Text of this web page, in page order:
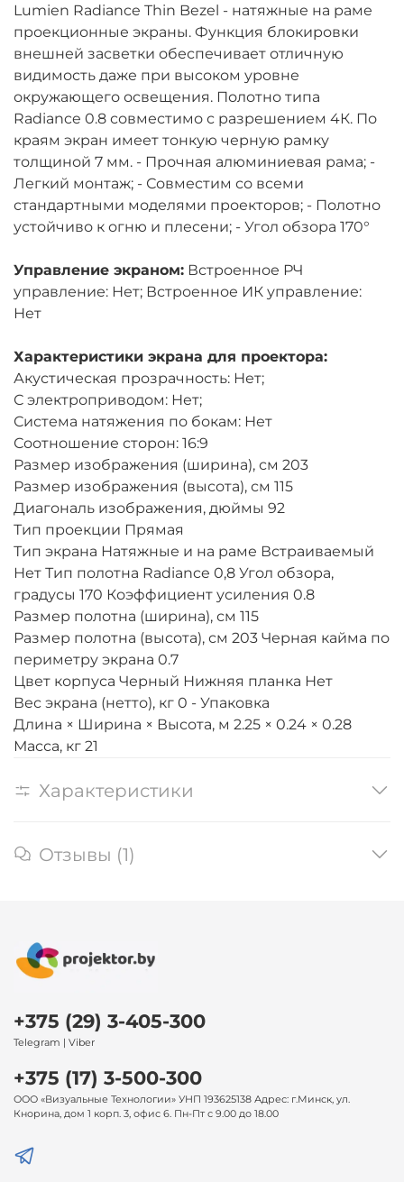
Lumien Radiance Thin Bezel - натяжные на раме
проекционные экраны. Функция блокировки
внешней засветки обеспечивает отличную
видимость даже при высоком уровне
окружающего освещения. Полотно типа
Radiance 0.8 совместимо с разрешением 4К. По
краям экран имеет тонкую черную рамку
толщиной 7 мм. - Прочная алюминиевая рама; -
Легкий монтаж; - Совместим со всеми
стандартными моделями проекторов; - Полотно
устойчиво к огню и плесени; - Угол обзора 170°
Управление экраном: Встроенное РЧ
управление: Нет; Встроенное ИК управление:
Нет
Характеристики экрана для проектора:
Акустическая прозрачность: Нет;
С электроприводом: Нет;
Система натяжения по бокам: Нет
Соотношение сторон: 16:9
Размер изображения (ширина), см 203
Размер изображения (высота), см 115
Диагональ изображения, дюймы 92
Тип проекции Прямая
Тип экрана Натяжные и на раме Встраиваемый
Нет Тип полотна Radiance 0,8 Угол обзора,
градусы 170 Коэффициент усиления 0.8
Размер полотна (ширина), см 115
Размер полотна (высота), см 203 Черная кайма по
периметру экрана 0.7
Цвет корпуса Черный Нижняя планка Нет
Вес экрана (нетто), кг 0 - Упаковка
Длина × Ширина × Высота, м 2.25 × 0.24 × 0.28
Масса, кг 21
Характеристики
Отзывы (1)
+375 (29) 3-405-300
Telegram | Viber
+375 (17) 3-500-300
ООО «Визуальные Технологии» УНП 193625138 Адрес: г.Минск, ул.
Кнорина, дом 1 корп. 3, офис 6. Пн-Пт с 9.00 до 18.00